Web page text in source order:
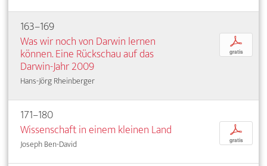
163–169
Was wir noch von Darwin lernen
können. Eine Rückschau auf das
Darwin-Jahr 2009
Hans-Jörg Rheinberger
p
gratis
171–180
Wissenschaft in einem kleinen Land
Joseph Ben-David
p
gratis